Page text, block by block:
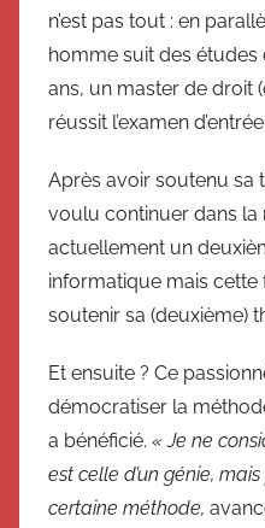
n’est pas tout : en
homme suit des études
ans, un master de droit
réussit l’examen
Après avoir soutenu sa
voulu continuer dans la
actuellement un
informatique mais
soutenir sa (deuxième)
Et ensuite ? Ce
démocratiser la
a bénéficié. « Je ne
est celle d’un génie,
certaine méthode,